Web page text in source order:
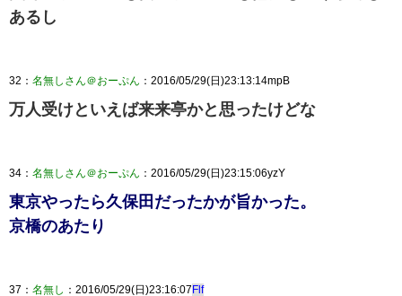
あるし
32： 名無しさん＠おーぷん ：2016/05/29(日)23:13:14mpB
万人受けといえば来来亭かと思ったけどな
34： 名無しさん＠おーぷん ：2016/05/29(日)23:15:06yzY
東京やったら久保田だったかが旨かった。
京橋のあたり
37： 名無し ：2016/05/29(日)23:16:07Flf